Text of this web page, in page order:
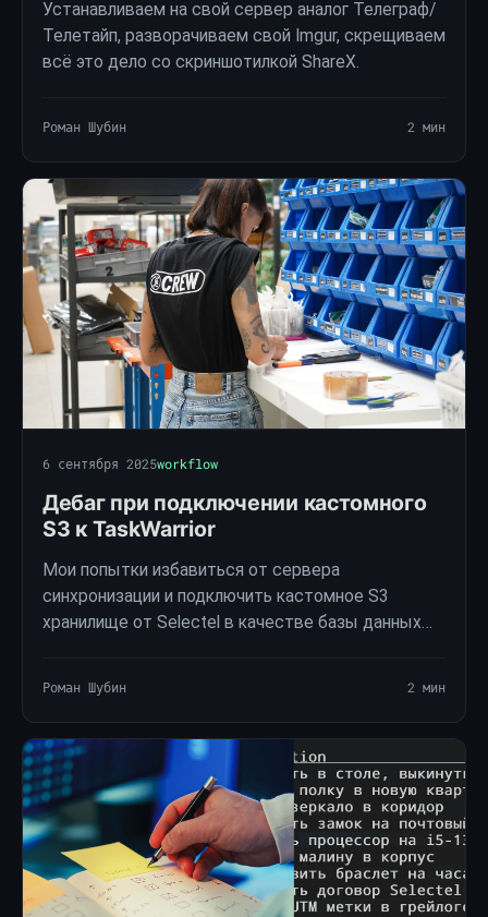
Устанавливаем на свой сервер аналог Телеграф/
Телетайп, разворачиваем свой Imgur, скрещиваем
всё это дело со скриншотилкой ShareX.
Роман Шубин 2 мин
6 сентября 2025workflow
Дебаг при подключении кастомного
S3 к TaskWarrior
Мои попытки избавиться от сервера
синхронизации и подключить кастомное S3
хранилище от Selectel в качестве базы данных
Роман Шубин 2 мин